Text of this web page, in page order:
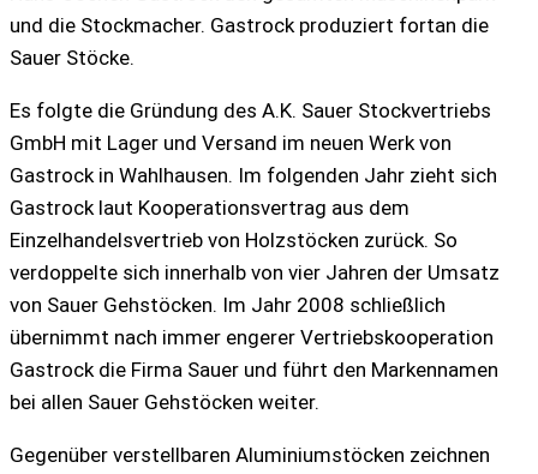
und die Stockmacher. Gastrock produziert fortan die
Sauer Stöcke.
Es folgte die Gründung des A.K. Sauer Stockvertriebs
GmbH mit Lager und Versand im neuen Werk von
Gastrock in Wahlhausen. Im folgenden Jahr zieht sich
Gastrock laut Kooperationsvertrag aus dem
Einzelhandelsvertrieb von Holzstöcken zurück. So
verdoppelte sich innerhalb von vier Jahren der Umsatz
von Sauer Gehstöcken. Im Jahr 2008 schließlich
übernimmt nach immer engerer Vertriebskooperation
Gastrock die Firma Sauer und führt den Markennamen
bei allen Sauer Gehstöcken weiter.
Gegenüber verstellbaren Aluminiumstöcken zeichnen